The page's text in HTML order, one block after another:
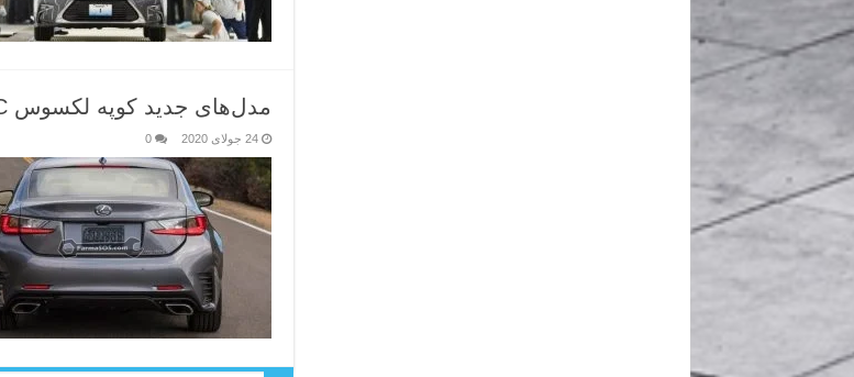
مدل‌های جدید کوپه لکسوس RC برای ۲۰۱۶
24 جولای 2020 0